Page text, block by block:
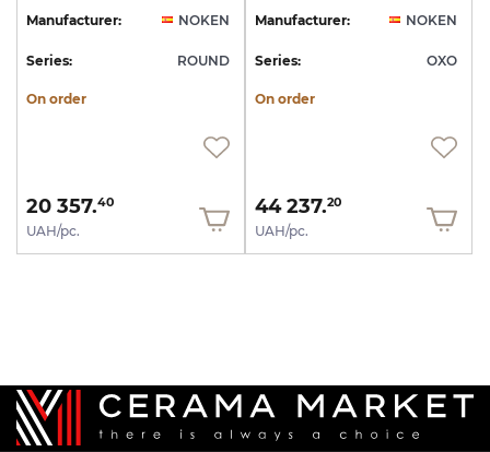
Manufacturer: NOKEN
Series: ROUND
On order
20 357.40
UAH/pc.
Manufacturer: NOKEN
Series: OXO
On order
44 237.20
UAH/pc.